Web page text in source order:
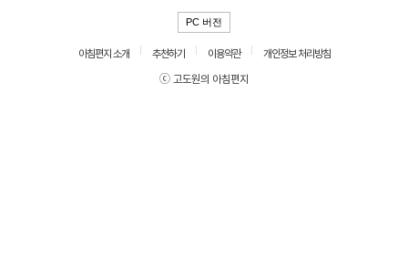
PC 버전
아침편지 소개 추천하기 이용약관
개인정보 처리방침
ⓒ 고도원의 아침편지